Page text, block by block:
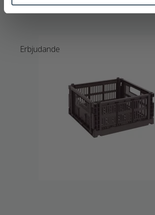
Erbjudande